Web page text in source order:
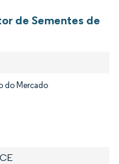
de Sementes de
do Mercado